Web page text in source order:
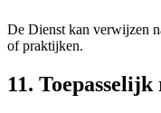
De Dienst kan verwijzen
of praktijken.
11.